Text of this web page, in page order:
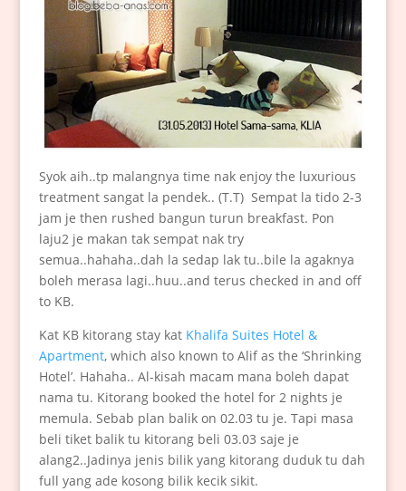
Syok aih..tp malangnya time nak enjoy the luxurious
treatment sangat la pendek.. (T.T) Sempat la tido 2-3
jam je then rushed bangun turun breakfast. Pon
laju2 je makan tak sempat nak try
semua..hahaha..dah la sedap lak tu..bile la agaknya
boleh merasa lagi..huu..and terus checked in and off
to KB.
Kat KB kitorang stay kat Khalifa Suites Hotel &
Apartment, which also known to Alif as the ‘Shrinking
Hotel’. Hahaha.. Al-kisah macam mana boleh dapat
nama tu. Kitorang booked the hotel for 2 nights je
memula. Sebab plan balik on 02.03 tu je. Tapi masa
beli tiket balik tu kitorang beli 03.03 saje je
alang2..Jadinya jenis bilik yang kitorang duduk tu dah
full yang ade kosong bilik kecik sikit.